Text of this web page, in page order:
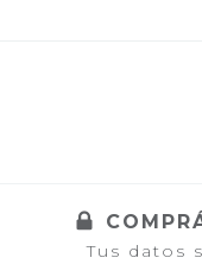
Tus datos